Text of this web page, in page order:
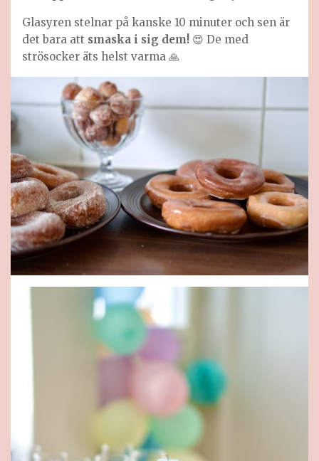
Glasyren stelnar på kanske 10 minuter och sen är
det bara att smaska i sig dem! 😍 De med
strösocker äts helst varma 🙏